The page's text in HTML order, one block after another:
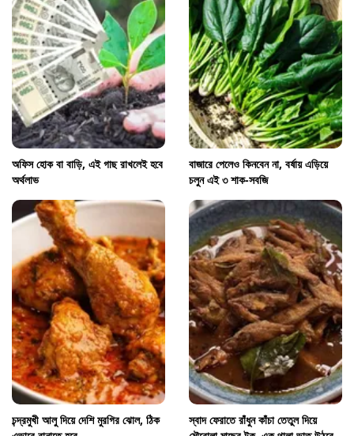
অফিস হোক বা বাড়ি, এই গাছ রাখলেই হবে
অর্থলাভ
বাজারে পেলেও কিনবেন না, বর্ষায় এড়িয়ে
চলুন এই ৩ শাক-সবজি
চন্দ্রমুখী আলু দিয়ে দেশি মুরগির ঝোল, ঠিক
স্বাদ ফেরাতে রাঁধুন কাঁচা তেতুল দিয়ে